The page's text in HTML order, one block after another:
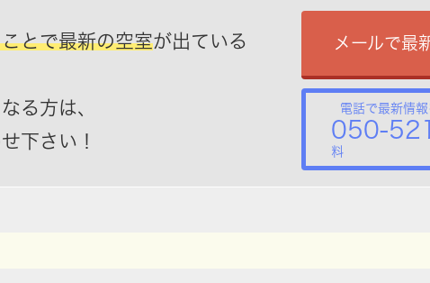
とで最新の空室が出ている
る方は、
下さい！
メールで最
電話で最新情
050-
料